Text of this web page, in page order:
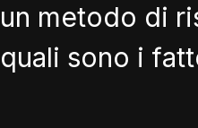
un metodo di
quali sono i